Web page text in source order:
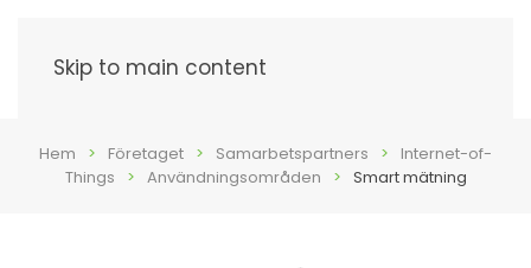
Skip to main content
Hem Företaget Samarbetspartners
Internet-of-
Things
Användningsområden Smart mätning